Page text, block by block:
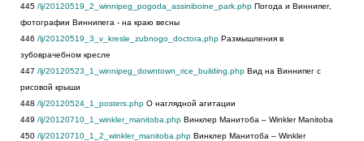
445 /lj/20120519_2_winnipeg_pogoda_assiniboine_park.php Погода и Виннипег,
фотографии Виннипега - на краю весны
446 /lj/20120519_3_v_kresle_zubnogo_doctora.php Размышления в
зубоврачебном кресле
447 /lj/20120523_1_winnipeg_downtown_rice_building.php Вид на Виннипег с
рисовой крыши
448 /lj/20120524_1_posters.php О наглядной агитации
449 /lj/20120710_1_winkler_manitoba.php Винклер Манитоба – Winkler Manitoba
450 /lj/20120710_1_2_winkler_manitoba.php Винклер Манитоба – Winkler